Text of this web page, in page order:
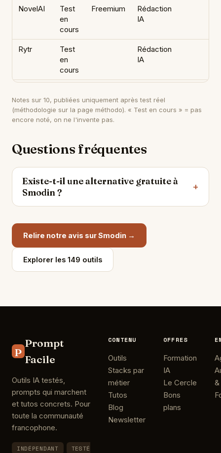
NovelAI
Test
en
cours
Freemium
Rédaction
IA
Rytr
Test
en
cours
Rédaction
IA
Notes sur 10, publiées uniquement après test réel
(méthodologie sur la page méthodo). « Test en cours » = pas
encore noté, on ne l'invente pas.
Questions fréquentes
Existe-t-il une alternative gratuite à
Smodin ?
Relire notre avis sur Smodin →
Explorer les 149 outils
P
Prompt
Facile
Outils IA testés,
prompts qui marchent
et tutos concrets. Pour
toute la communauté
francophone.
INDÉPENDANT
TESTÉ
CONTENU
Outils
Stacks par
métier
Tutos
Blog
Newsletter
OFFRES
Formation
IA
Le Cercle
Bons
plans